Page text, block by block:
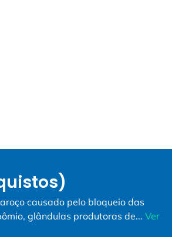
causado pelo bloqueio das
glândulas produtoras de... Ver